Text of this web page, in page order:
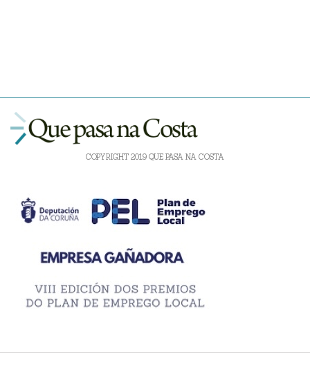
COPYRIGHT 2019 QUE PASA NA COSTA